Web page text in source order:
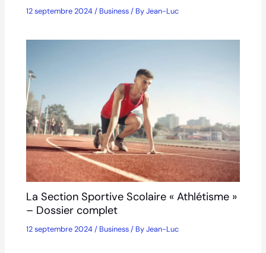
12 septembre 2024/ Business/ ByJean-Luc
La Section Sportive Scolaire « Athlétisme »
– Dossier complet
12 septembre 2024/ Business/ ByJean-Luc